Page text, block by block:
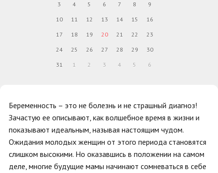
Беременность – это не болезнь и не страшный диагноз!
Зачастую ее описывают, как волшебное время в жизни и
показывают идеальным, называя настоящим чудом.
Ожидания молодых женщин от этого периода становятся
слишком высокими. Но оказавшись в положении на самом
деле, многие будущие мамы начинают сомневаться в себе
3 4 5 6 7 8 9
10 11 12 13 14 15 16
17 18 19 20 21 22 23
24 25 26 27 28 29 30
31 1 2 3 4 5 6